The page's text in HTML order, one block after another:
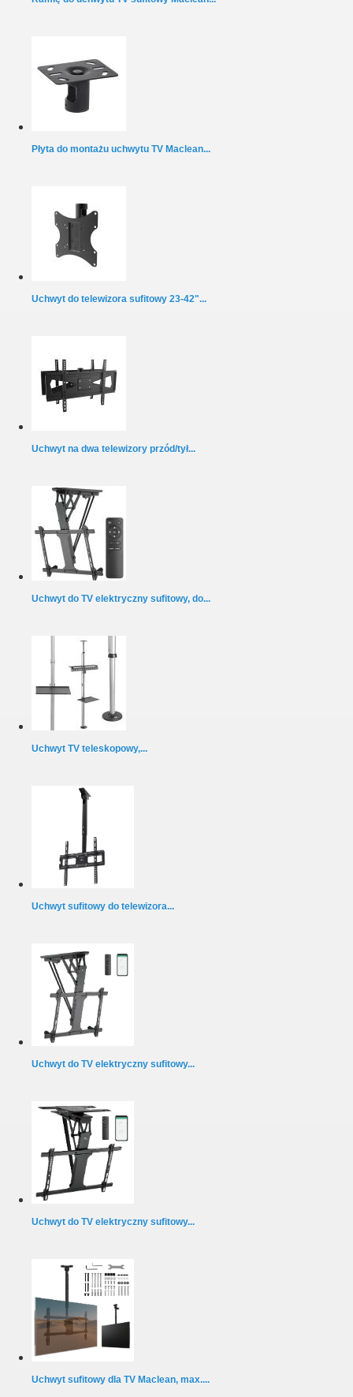
Płyta do montażu uchwytu TV Maclean...
Uchwyt do telewizora sufitowy 23-42"...
Uchwyt na dwa telewizory przód/tył...
Uchwyt do TV elektryczny sufitowy, do...
Uchwyt TV teleskopowy,...
Uchwyt sufitowy do telewizora...
Uchwyt do TV elektryczny sufitowy...
Uchwyt do TV elektryczny sufitowy...
Uchwyt sufitowy dla TV Maclean, max....